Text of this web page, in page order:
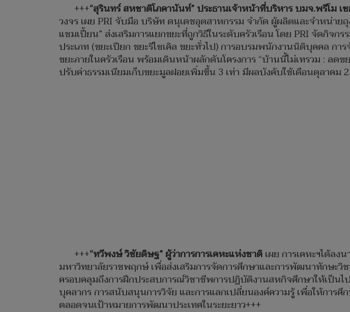
+++“สุรินทร์ สหชาติโภคานันท์” ประธานเจ้าหน้าที่บริหาร บมจ.พรีโม เ
วงจร เผย PRI จับมือ บริษัท ดนุเดชอุตสาหกรรม จำกัด ผู้ผลิตและจำหน่าย
แชมเปี้ยน” ส่งเสริมการแยกขยะที่ถูกวิธีในระดับครัวเรือน โดย PRI จัดกิจ
ประเภท (ขยะเปียก ขยะรีไซเคิล ขยะทั่วไป) การอบรมพนักงานนิติบุคคล ก
ขยะภายในครัวเรือน พร้อมเดินหน้าผลักดันโครงการ “บ้านนี้ไม่เทรวม : ลด
ปรับค่าธรรมเนียมเก็บขยะมูลฝอยเพิ่มขึ้น 3 เท่า มีผลบังคับใช้เดือนตุลาคม
+++“ทวีพงษ์ วิชัยดิษฐ” ผู้ว่าการการเคหะแห่งชาติเผย การเคหะฯได้ล
มหาวิทยาลัยราชพฤกษ์ เพื่อส่งเสริมการจัดการศึกษาและการพัฒนาทักษะ
ครอบคลุมถึงการฝึกประสบการณ์วิชาชีพการปฏิบัติงานสหกิจศึกษาให้เป็น
บุคลากร การสนับสนุนการวิจัย และการแลกเปลี่ยนองค์ความรู้ เพื่อให้การ
ตลอดจนเป้าหมายการพัฒนาประเทศในระยะยาว+++